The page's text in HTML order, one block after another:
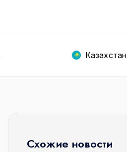
Казахстан
Схожие новости